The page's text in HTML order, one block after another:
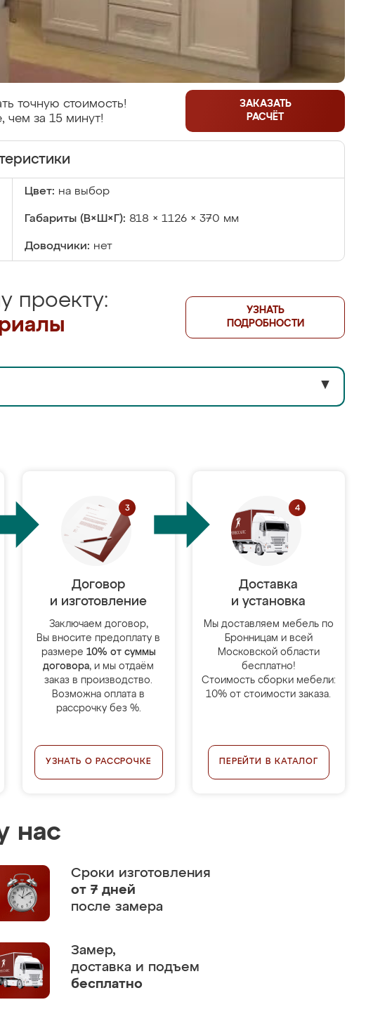
точную стоимость!
чем за 15 минут!
ЗАКАЗАТЬ
РАСЧЁТ
Цвет: на выбор
Габариты (В×Ш×Г): 818 × 1126 × 370 мм
Доводчики: нет
проекту:
УЗНАТЬ
ПОДРОБНОСТИ
▼
Договор
и изготовление
Заключаем договор,
Вы вносите предоплату в
размере 10% от суммы
договора, и мы отдаём
заказ в производство.
Возможна оплата в
рассрочку без %.
УЗНАТЬ О РАССРОЧКЕ
Доставка
и установка
Мы доставляем мебель по
Бронницам и всей
Московской области
бесплатно!
Стоимость сборки мебели:
10% от стоимости заказа.
ПЕРЕЙТИ В КАТАЛОГ
нас
Сроки изготовления
от 7 дней
после замера
Замер,
доставка и подъем
бесплатно